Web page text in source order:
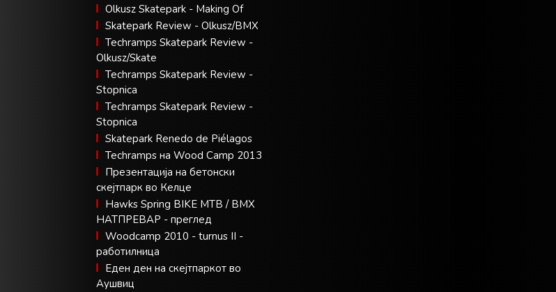
Olkusz Skatepark - Making Of
Skatepark Review - Olkusz/BMX
Techramps Skatepark Review -
Olkusz/Skate
Techramps Skatepark Review -
Stopnica
Techramps Skatepark Review -
Stopnica
Skatepark Renedo de Piélagos
Techramps на Wood Camp 2013
Презентација на бетонски
скејтпарк во Келце
Hawks Spring BIKE MTB / BMX
НАТПРЕВАР - преглед
Woodcamp 2010 - turnus II -
работилница
Еден ден на скејтпаркот во
Аушвиц